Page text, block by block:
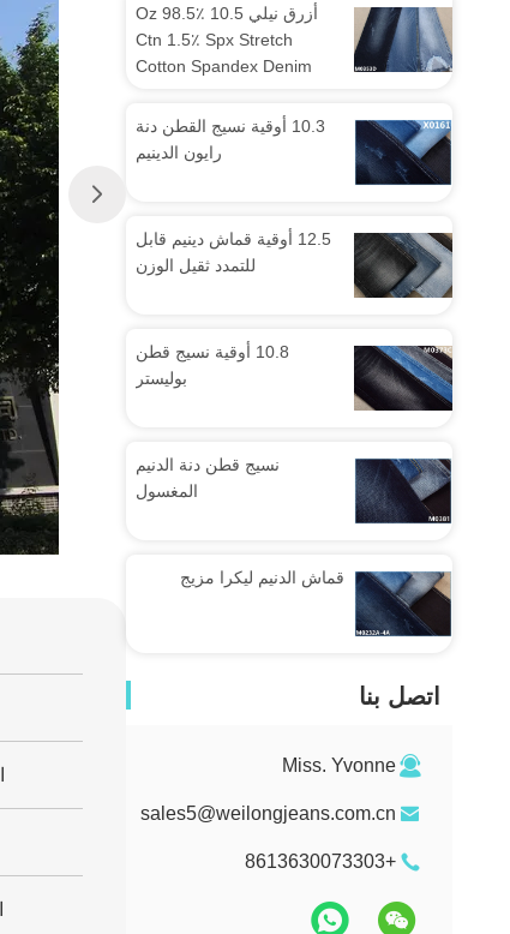
أزرق نيلي 10.5 Oz 98.5٪
Ctn 1.5٪ Spx Stretch
Cotton Spandex Denim
10.3 أوقية نسيج القطن دنة
رايون الدينيم
12.5 أوقية قماش دينيم قابل
للتمدد ثقيل الوزن
10.8 أوقية نسيج قطن
بوليستر
نسيج قطن دنة الدنيم
المغسول
قماش الدنيم ليكرا مزيج
اتصل بنا
Miss. Yvonne
sales5@weilongjeans.com.cn
+8613630073303